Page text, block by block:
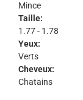
Mince
Taille:
1.77 - 1.78
Yeux:
Verts
Cheveux:
Chatains